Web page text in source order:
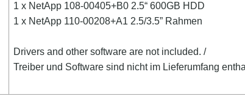
1 x NetApp 108-00405+B0 2.5“ 600GB HDD
1 x NetApp 110-00208+A1 2.5/3.5” Rahmen
Drivers and other software are not included. /
Treiber und Software sind nicht im Lieferumfang